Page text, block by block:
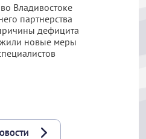
Владивостоке
партнерства
дефицита
новые меры